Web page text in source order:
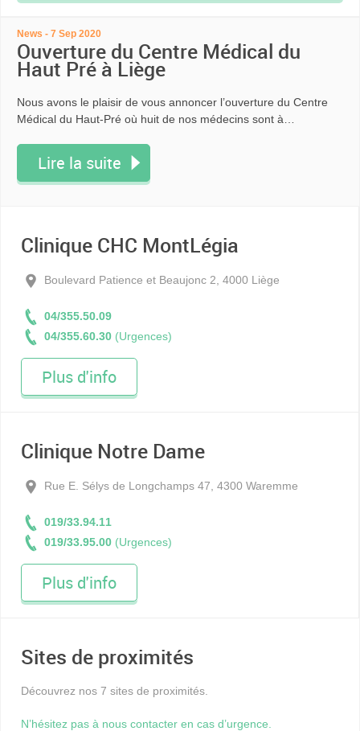
News - 7 Sep 2020
Ouverture du Centre Médical du
Haut Pré à Liège
Nous avons le plaisir de vous annoncer l’ouverture du Centre
Médical du Haut-Pré où huit de nos médecins sont à…
Lire la suite
Clinique CHC MontLégia
Boulevard Patience et Beaujonc 2, 4000 Liège
04/355.50.09
04/355.60.30 (Urgences)
Plus d'info
Clinique Notre Dame
Rue E. Sélys de Longchamps 47, 4300 Waremme
019/33.94.11
019/33.95.00 (Urgences)
Plus d'info
Sites de proximités
Découvrez nos 7 sites de proximités.
N’hésitez pas à nous contacter en cas d’urgence.